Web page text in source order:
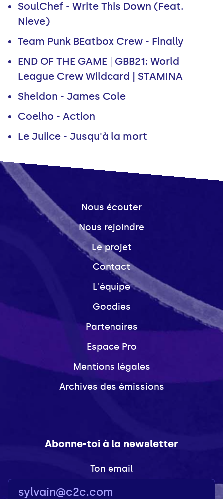
SoulChef - Write This Down (Feat.
Nieve)
Team Punk BEatbox Crew - Finally
END OF THE GAME | GBB21: World
League Crew Wildcard | STAMINA
Sheldon - James Cole
Coelho - Action
Le Juiice - Jusqu'à la mort
Nous écouter
Nous rejoindre
Le projet
Contact
L'équipe
Goodies
Partenaires
Espace Pro
Mentions légales
Archives des émissions
Abonne-toi à la newsletter
Ton email